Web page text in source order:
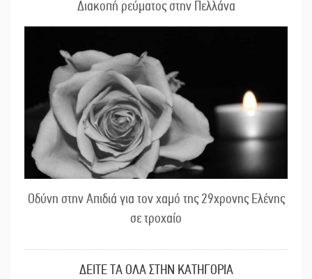
Διακοπή ρεύματος στην Πελλάνα
Οδύνη στην Απιδιά για τον χαμό της 29χρονης Ελένης
σε τροχαίο
ΔΕΙΤΕ ΤΑ ΟΛΑ ΣΤΗΝ ΚΑΤΗΓΟΡΙΑ